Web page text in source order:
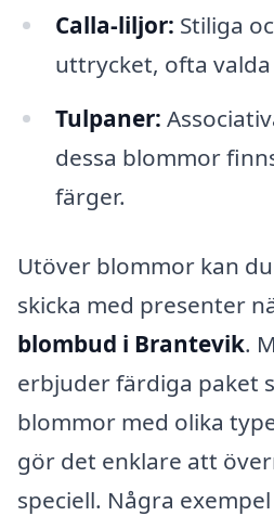
Calla-liljor: Stiliga
uttrycket, ofta
Tulpaner:
dessa blommor
färger.
Utöver blommor kan
skicka med presenter
blombud i Brantevik.
erbjuder färdiga paket
blommor med olika
gör det enklare att
speciell. Några